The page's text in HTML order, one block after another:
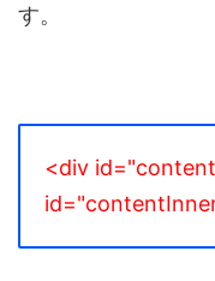
す。
<div